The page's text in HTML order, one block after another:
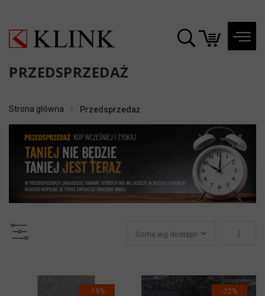
PRZEDSPRZEDAŻ
Strona główna Przedsprzedaż
-19% -22%